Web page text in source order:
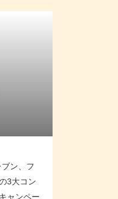
ン、フ
3大コン
ャンペー